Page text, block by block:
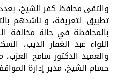
والتقى محافظ كفر الشيخ،
تطبيق التعريفة، و ناشدهم
بالمحافظة في حالة مخالفة
اللواء عبد الغفار الديب،
والعميد الدكتور سامح العزب،
حسام الشيخ، مدير إدارة